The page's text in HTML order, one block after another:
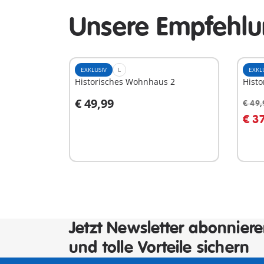
Unsere
EXKLUSIV L
Historisches Wohnhaus 2
€ 49,99
In den Warenkorb
€
€
Jetzt Newsletter
und tolle Vorteile sichern